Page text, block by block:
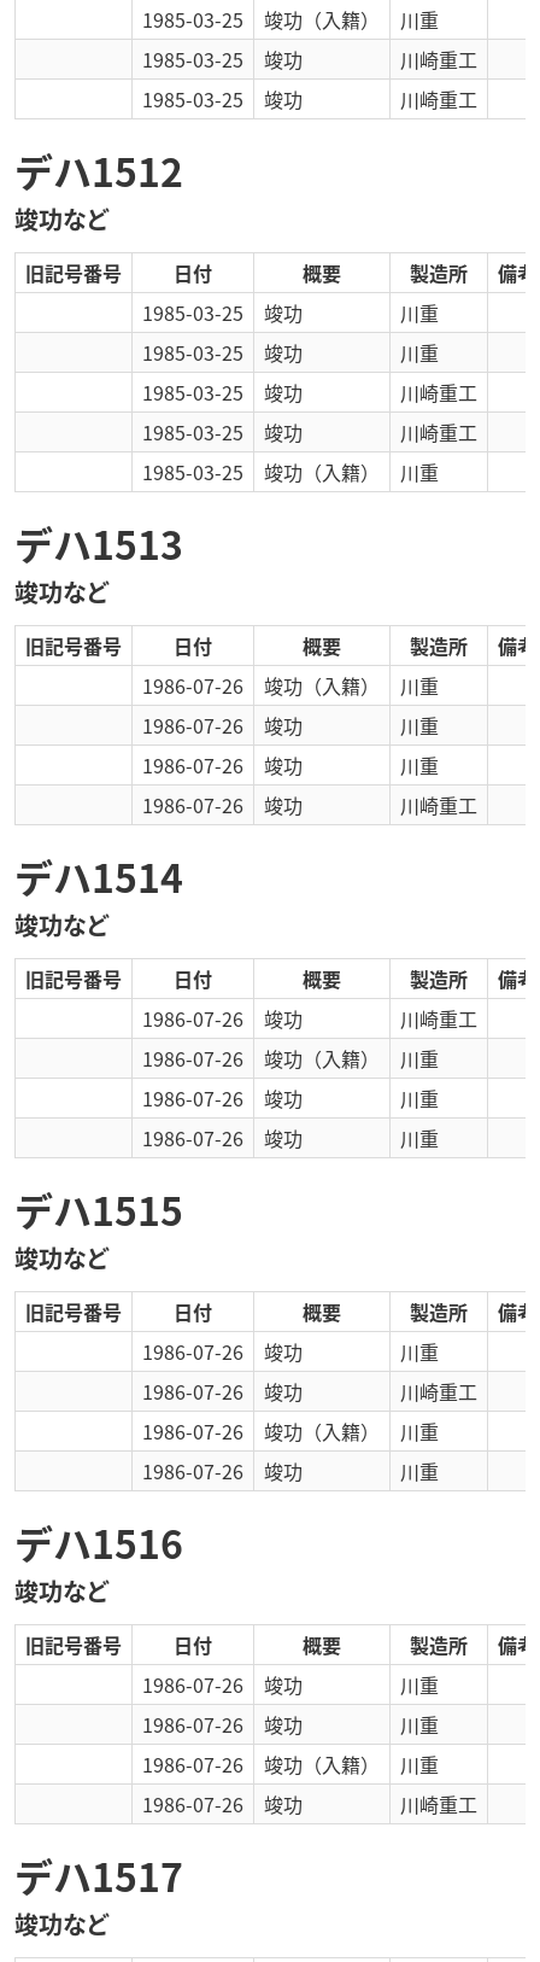
1985-03-25 竣功 （入籍）
川重
1985-03-25
竣功
川崎重工
1985-03-25
竣功 川崎重工
デハ1512
竣功など
旧記号番号 日付 概要 製造所
備
1985-03-25
竣功
川重
1985-03-25
竣功
川重
1985-03-25
竣功
川崎重工
1985-03-25
竣功
川崎重工
1985-03-25
竣功 （入籍） 川重
デハ1513
竣功など
旧記号番号 日付 概要 製造所
備
1986-07-26
竣功 （入籍）
川重
1986-07-26
竣功
川重
1986-07-26
竣功
川重
1986-07-26
竣功 川崎重工
デハ1514
竣功など
旧記号番号 日付 概要 製造所
備
1986-07-26
竣功
川崎重工
1986-07-26
竣功 （入籍）
川重
1986-07-26
竣功
川重
1986-07-26
竣功 川重
デハ1515
竣功など
旧記号番号 日付 概要 製造所
備
1986-07-26
竣功
川重
1986-07-26
竣功
川崎重工
1986-07-26
竣功 （入籍）
川重
1986-07-26
竣功 川重
デハ1516
竣功など
旧記号番号 日付 概要 製造所
備
1986-07-26
竣功
川重
1986-07-26
竣功
川重
1986-07-26
竣功 （入籍）
川重
1986-07-26
竣功 川崎重工
デハ1517
竣功など